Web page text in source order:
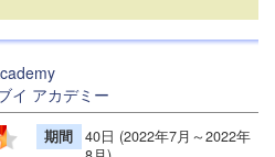
イ アカデミー
期間
40日 (2022年7月～2022年